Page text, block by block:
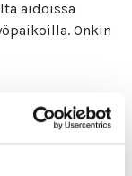
aidoissa
Onkin